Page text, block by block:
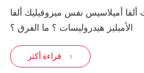
أميلاسيس نفس ميزوفيليك ألفا
الأميليز هيدروليسات ؟ ما الفرق ؟
قراءة أكثر 